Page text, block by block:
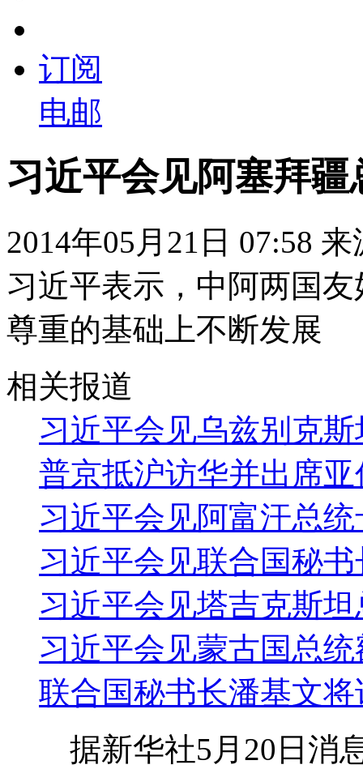
订阅
电邮
习近平会见阿塞拜
2014年05月21日 07:58
习近平表示，中阿两国
尊重的基础上不断发展
相关报道
习近平会见乌兹别克
普京抵沪访华并出席
习近平会见阿富汗总
习近平会见联合国秘
习近平会见塔吉克斯
习近平会见蒙古国总
联合国秘书长潘基文
据新华社5月20日消息